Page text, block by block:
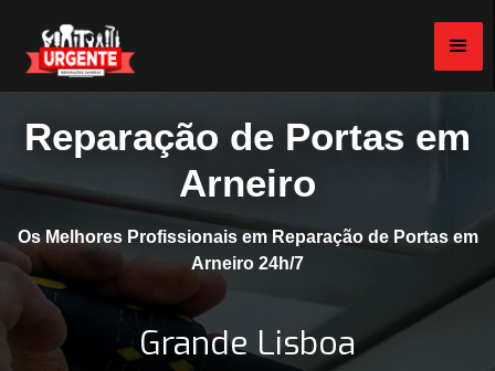
Reparação de Portas em
Arneiro
Os Melhores Profissionais em Reparação de Portas em
Arneiro 24h/7
Grande Lisboa